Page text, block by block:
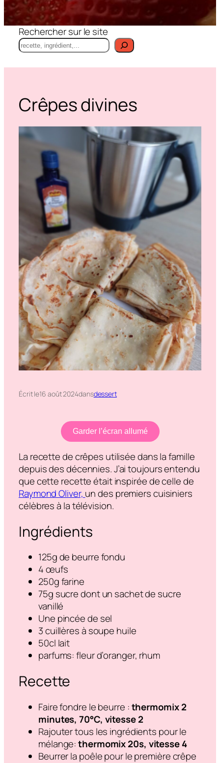
Rechercher sur le site
Crêpes divines
Écrit le16 août 2024dansdessert
Garder l’écran allumé
La recette de crêpes utilisée dans la famille
depuis des décennies. J’ai toujours entendu
que cette recette était inspirée de celle de
Raymond Oliver, un des premiers cuisiniers
célèbres à la télévision.
Ingrédients
125g de beurre fondu
4 œufs
250g farine
75g sucre dont un sachet de sucre
vanillé
Une pincée de sel
3 cuillères à soupe huile
50cl lait
parfums: fleur d’oranger, rhum
Recette
Faire fondre le beurre :thermomix 2
minutes, 70°C, vitesse 2
Rajouter tous les ingrédients pour le
mélange:thermomix 20s, vitesse 4
Beurrer la poêle pour le première crêpe